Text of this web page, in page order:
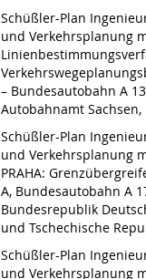
Schüßler-Plan
und Verkehrsplanung
– Bundesautobahn A
Autobahnamt Sachsen,
Schüßler-Plan
und Verkehrsplanung
PRAHA:
A, Bundesautobahn A
Bundesrepublik
und Tschechische
Schüßler-Plan
und Verkehrsplanung